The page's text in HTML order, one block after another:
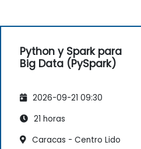
rápidamente una vez que se
demostró un alto nivel de
entendimiento y
Pablo,
Python y Spark para
Big Data (PySpark)
2026-09-21 09:30
21 horas
Caracas - Centro Lido